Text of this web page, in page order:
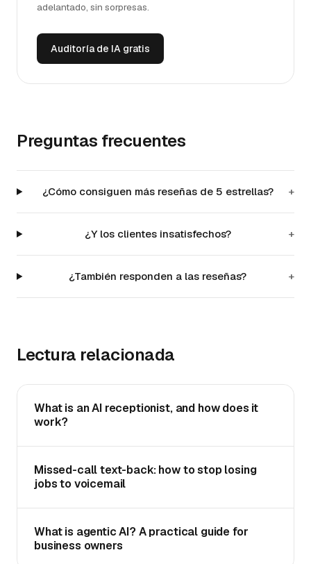
adelantado, sin sorpresas.
Auditoría de IA gratis
Preguntas frecuentes
¿Cómo consiguen más reseñas de 5 estrellas? +
¿Y los clientes insatisfechos? +
¿También responden a las reseñas? +
Lectura relacionada
What is an AI receptionist, and how does it
work?
Missed-call text-back: how to stop losing
jobs to voicemail
What is agentic AI? A practical guide for
business owners